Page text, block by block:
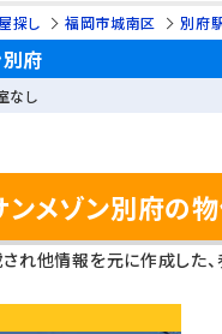
探し 福岡市城南区 別府
別府
なし
ンメゾン別府の
他情報を元に作成した、